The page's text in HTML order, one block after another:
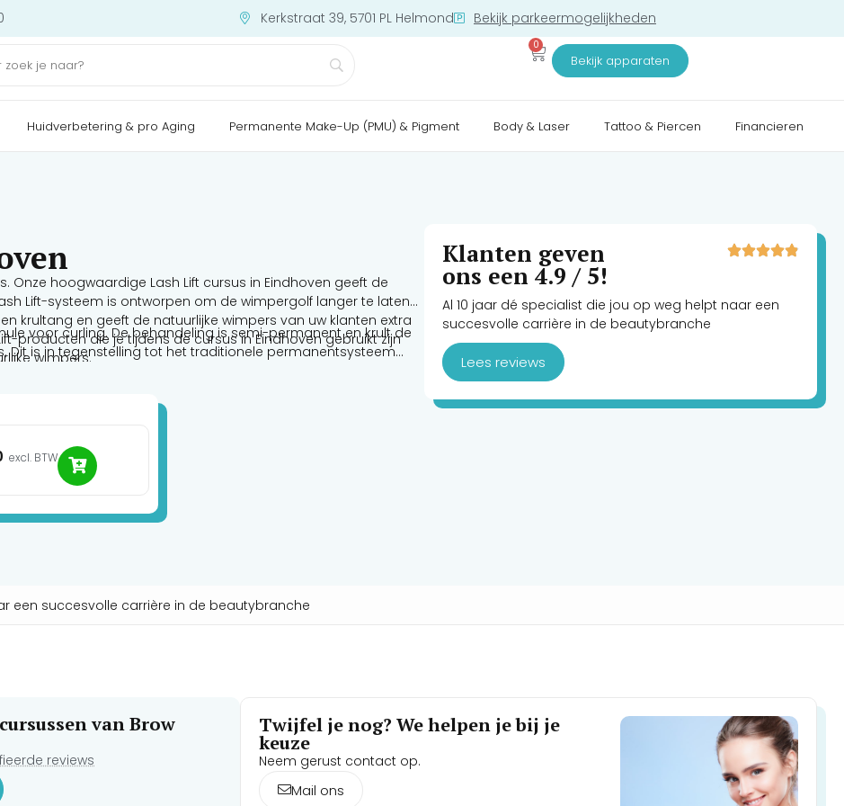
Kerkstraat 39, 5701 PL Helmond Bekijk parkeermogelijkheden
0
Bekijk apparaten
Huidverbetering & pro Aging Permanente Make-Up (PMU) & Pigment Body & Laser Tattoo & Piercen Financieren
Onze hoogwaardige Lash Lift cursus in Eindhoven geeft de
Lift-systeem is ontworpen om de wimpergolf langer te laten
krultang en geeft de natuurlijke wimpers van uw klanten extra
producten die je tijdens de cursus in Eindhoven gebruikt zijn
wimpers.
voor curling. De behandeling is semi-permanent en krult de
Dit is in tegenstelling tot het traditionele permanentsysteem
waardoor de wimpers overkrullen en er kort en
wimperlengte creëert. Met gelifte wimpers gaan je ogen
een kleurverbetering of semi-permanente mascara en zelfs
excl. BTW
Klanten geven
ons een 4.9 / 5!
Al 10 jaar dé specialist die jou op weg helpt naar een
succesvolle carrière in de beautybranche
Lees reviews
een succesvolle carrière in de beautybranche
van Brow
reviews
Twijfel je nog? We helpen je bij je
keuze
Neem gerust contact op.
Mail ons